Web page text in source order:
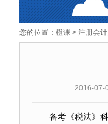
您的位置： 橙课 > 注册会
2016-07-
备考《税法》